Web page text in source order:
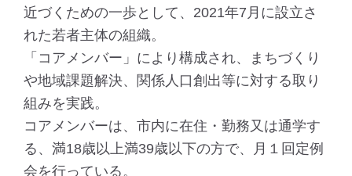
近づくための一歩として、2021年7月に設立さ
れた若者主体の組織。
「コアメンバー」により構成され、まちづくり
や地域課題解決、関係人口創出等に対する取り
組みを実践。
コアメンバーは、市内に在住・勤務又は通学す
る、満18歳以上満39歳以下の方で、月１回定例
会を行っている。